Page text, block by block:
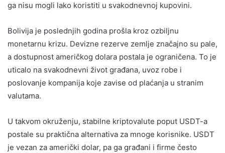
ga nisu mogli lako koristiti u svakodnevnoj kupovini.
Bolivija je poslednjih godina prošla kroz ozbiljnu
monetarnu krizu. Devizne rezerve zemlje značajno su pale,
a dostupnost američkog dolara postala je ograničena. To je
uticalo na svakodnevni život građana, uvoz robe i
poslovanje kompanija koje zavise od plaćanja u stranim
valutama.
U takvom okruženju, stabilne kriptovalute poput USDT-a
postale su praktična alternativa za mnoge korisnike. USDT
je vezan za američki dolar, pa ga građani i firme često